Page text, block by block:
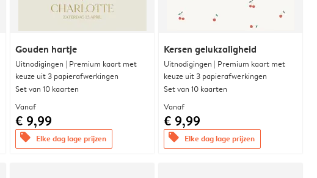
Gouden hartje
Uitnodigingen | Premium kaart met
keuze uit 3 papierafwerkingen
Set van 10 kaarten
Vanaf
€ 9,99
offers Elke dag lage prijzen
Kersen gelukzaligheid
Uitnodigingen | Premium kaart met
keuze uit 3 papierafwerkingen
Set van 10 kaarten
Vanaf
€ 9,99
offers Elke dag lage prijzen